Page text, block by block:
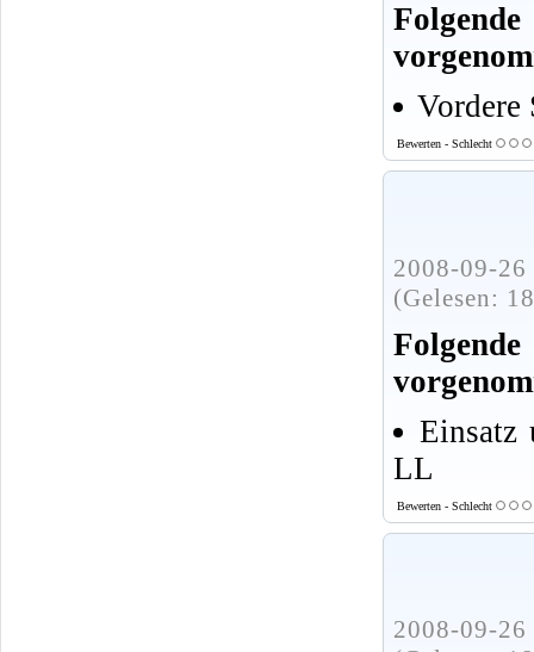
Vordere
Bewerten - Schlecht
2008-09-
(Gelesen:
Einsatz
LL
Bewerten - Schlecht
2008-09-